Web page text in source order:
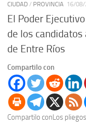
CIUDAD / PROVINCIA 16/
El Poder
de los candidatos
de Entre Ríos
Compartilo con
Compartilo conLos